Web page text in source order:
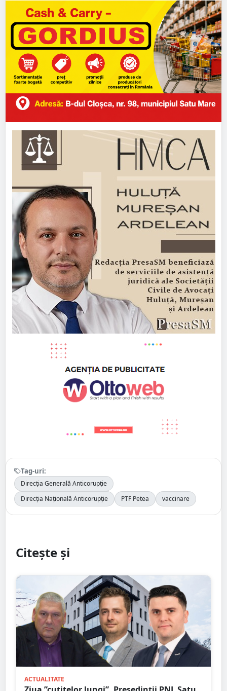
Tag-uri:
Direcția Generală Anticorupție
Direcția Națională Anticorupție
PTF Petea vaccinare
Citește și
ACTUALITATE